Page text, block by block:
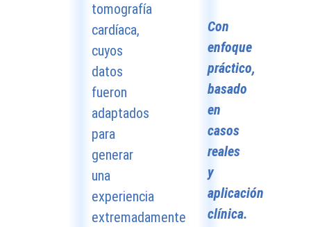
tomografía
cardíaca,
cuyos
datos
fueron
adaptados
para
generar
una
experiencia
extremadamente
Con
enfoque
práctico,
basado
en
casos
reales
y
aplicación
clínica.